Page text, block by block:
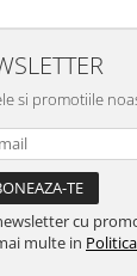
si promotiile
cu
multe in